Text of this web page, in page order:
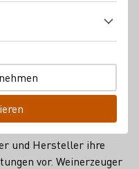
und Hersteller ihre
vor. Weinerzeuger